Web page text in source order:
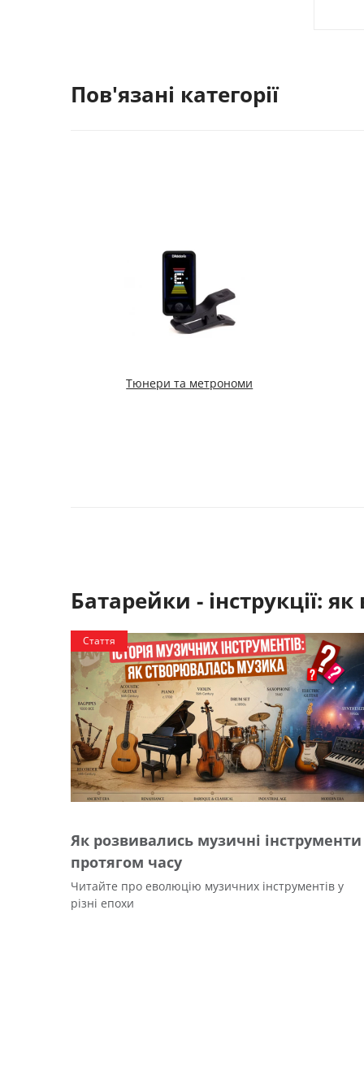
Пов'язані категорії
Тюнери та метрономи
Батарейки - інструкції: як
Стаття
Як розвивались музичні інструменти
протягом часу
Читайте про еволюцію музичних інструментів у
різні епохи